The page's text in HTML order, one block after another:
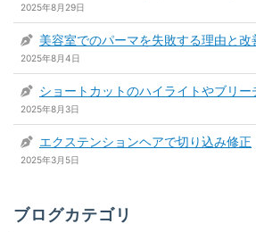
2025年8月29日
美容室でのパーマを失敗する理由と改
2025年8月4日
ショートカットのハイライトやブリー
2025年8月3日
エクステンションヘアで切り込み修正
2025年3月5日
ブログカテゴリ